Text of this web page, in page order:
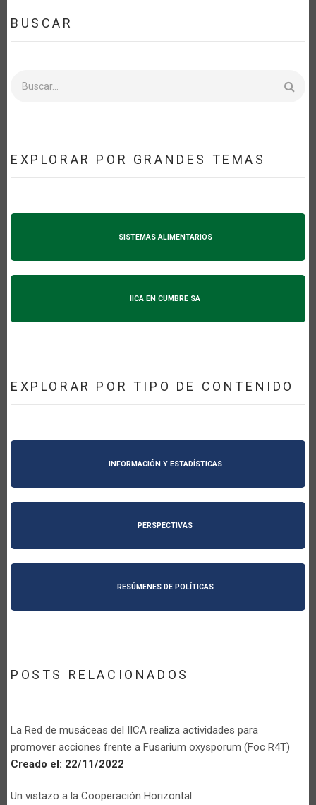
BUSCAR
EXPLORAR POR GRANDES TEMAS
SISTEMAS ALIMENTARIOS
IICA EN CUMBRE SA
EXPLORAR POR TIPO DE CONTENIDO
INFORMACIÓN Y ESTADÍSTICAS
PERSPECTIVAS
RESÚMENES DE POLÍTICAS
POSTS RELACIONADOS
La Red de musáceas del IICA realiza actividades para
promover acciones frente a Fusarium oxysporum (Foc R4T)
Creado el: 22/11/2022
Un vistazo a la Cooperación Horizontal